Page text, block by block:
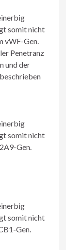
somit nicht
vWF-Gen.
Penetranz
und der
somit nicht
Gen.
somit nicht
Gen.